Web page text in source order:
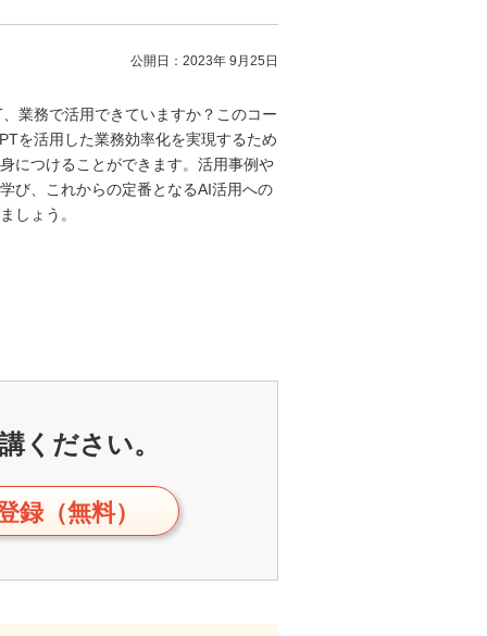
公開日：2023年 9月25日
業務で活用できていますか？このコー
を活用した業務効率化を実現するため
につけることができます。活用事例や
び、これからの定番となるAI活用への
しょう。
ください。
録（無料）